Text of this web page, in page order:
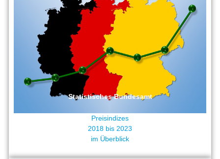
Statistisches Bundesamt
Preisindizes
2018 bis 2023
im Überblick